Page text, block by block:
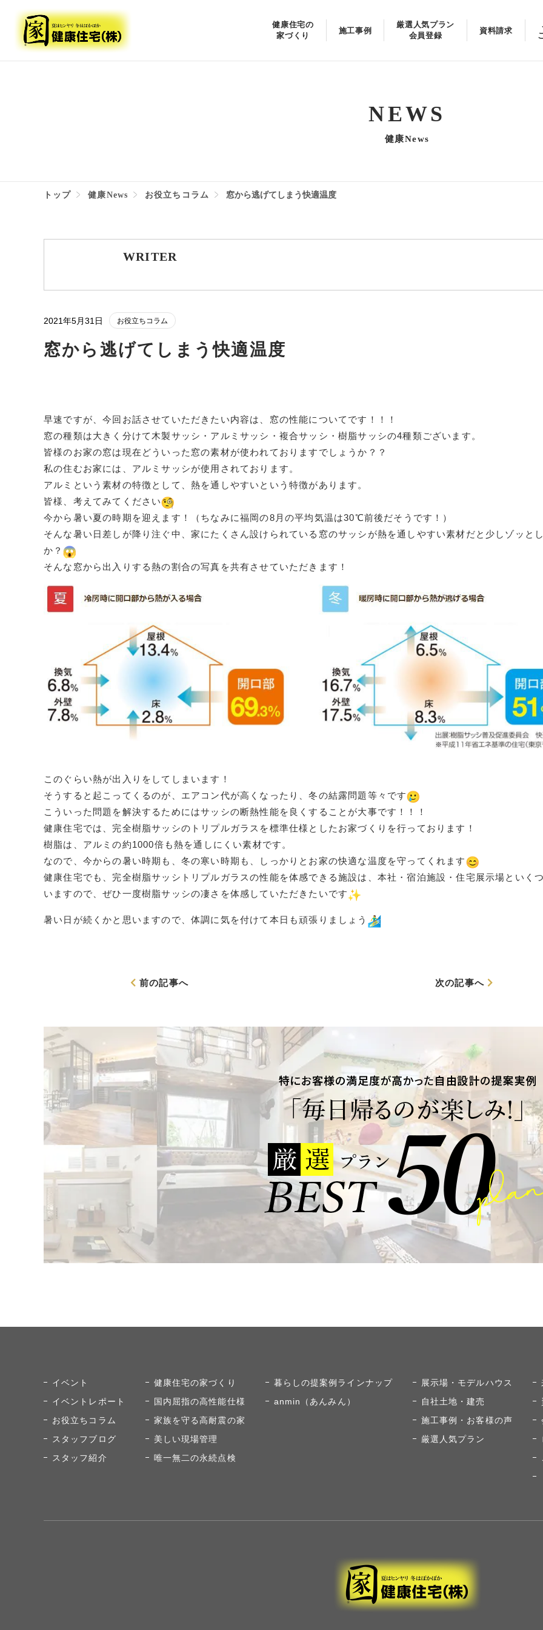
健康住宅の
家づくり
施工事例
厳選人気プラン
会員登録
資料請求
NEWS
健康News
トップ 健康News お役立ちコラム 窓から逃げてしまう快適温度
WRITER
2021年5月31日 お役立ちコラム
窓から逃げてしまう快適温度
早速ですが、今回お話させていただきたい内容は、窓の性能についてです！！！
窓の種類は大きく分けて木製サッシ・アルミサッシ・複合サッシ・樹脂サッシの4種類ございます。
皆様のお家の窓は現在どういった窓の素材が使われておりますでしょうか？？
私の住むお家には、アルミサッシが使用されております。
アルミという素材の特徴として、熱を通しやすいという特徴があります。
皆様、考えてみてください
今から暑い夏の時期を迎えます！（ちなみに福岡の8月の平均気温は30℃前後だそうです！）
そんな暑い日差しが降り注ぐ中、家にたくさん設けられている窓のサッシが熱を通しやすい素材だと少しゾッと
か？
そんな窓から出入りする熱の割合の写真を共有させていただきます！
このぐらい熱が出入りをしてしまいます！
そうすると起こってくるのが、エアコン代が高くなったり、冬の結露問題等々です
こういった問題を解決するためにはサッシの断熱性能を良くすることが大事です！！！
健康住宅では、完全樹脂サッシのトリプルガラスを標準仕様としたお家づくりを行っております！
樹脂は、アルミの約1000倍も熱を通しにくい素材です。
なので、今からの暑い時期も、冬の寒い時期も、しっかりとお家の快適な温度を守ってくれます
健康住宅でも、完全樹脂サッシトリプルガラスの性能を体感できる施設は、本社・宿泊施設・住宅展示場といく
いますので、ぜひ一度樹脂サッシの凄さを体感していただきたいです
暑い日が続くかと思いますので、体調に気を付けて本日も頑張りましょう
前の記事へ 次の記事へ
イベント
イベントレポート
お役立ちコラム
スタッフブログ
スタッフ紹介
健康住宅の家づくり
国内屈指の高性能仕様
家族を守る高耐震の家
美しい現場管理
唯一無二の永続点検
暮らしの提案例ラインナップ
anmin（あんみん）
展示場・モデルハウス
自社土地・建売
施工事例・お客様の声
厳選人気プラン